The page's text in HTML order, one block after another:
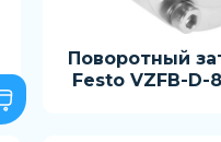
Поворотный
Festo VZFB-D-